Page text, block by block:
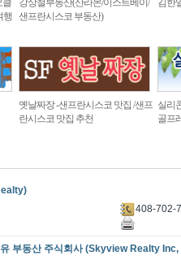
클
행
강상철부동산(산라몬/이스트베이/
샌프란시스코 부동산)
김한
옛날짜장 -샌프란시스코 맛집 /샌프
란시스코 맛집 추천
실리
골프
408-702-
부동산 주식회사 (Skyview Realty